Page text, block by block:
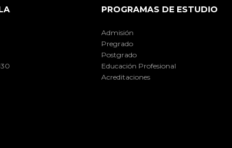
PROGRAMAS DE ESTUDIO
Admisión
Pregrado
Postgrado
Educación Profesional
Acreditaciones